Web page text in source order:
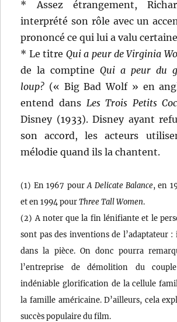
* Assez étrangement,
interprété son rôle avec un
prononcé ce qui lui a valu
* Le titre Qui a peur de Virginia
de la comptineQui a peur du
loup? (« Big Bad Wolf » en
entend dans Les Trois Petits
Disney (1933). Disney ayant
son accord, les acteurs
mélodie quand ils la chantent.
(1) En 1967 pourA Delicate Balance, en
et en 1994 pourThree Tall Women.
(2) A noter que la fin lénifiante et le
sont pas des inventions de l’adaptateur
dans la pièce. On donc pourra
l’entreprise de démolition du
indéniable glorification de la cellule
la famille américaine. D’ailleurs, cela
succès populaire du film.